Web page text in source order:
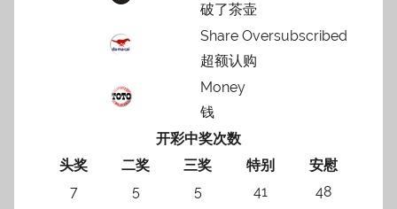
破了茶壶
Share Oversubscribed
超额认购
Money
钱
开彩中奖次数
头奖
二奖 三奖 特别
安慰
7
5 5 41
48